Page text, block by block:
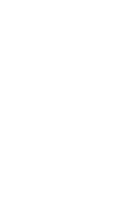
l’autorizzazione a
tradurre il proprio Invio
di protezione dei
in qualsiasi forma e su
restrizione e in
nella misura
applicabile. Non sarà
l’uso dell’Invio. Non
o utilizzare l’Invio
rimuovere qualsiasi
particolare se viola i
documento. Fornendo
e garantisce di